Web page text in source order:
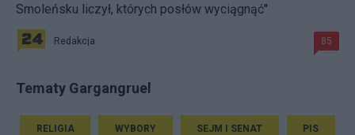
Smoleńsku liczył, których posłów wyciągnąć"
Redakcja 85
Tematy Gargangruel
RELIGIA WYBORY SEJM I SENAT PIS